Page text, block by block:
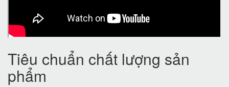
Tiêu chuẩn chất lượng sản
phẩm